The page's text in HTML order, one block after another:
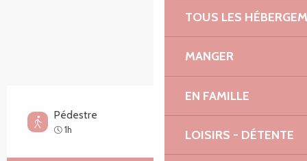
TOUS LES
MANGER
EN FAMILLE
LOISIRS - DÉTENTE
Pédestre
1h